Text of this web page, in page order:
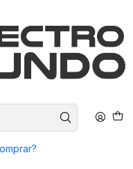
SIN INTERES